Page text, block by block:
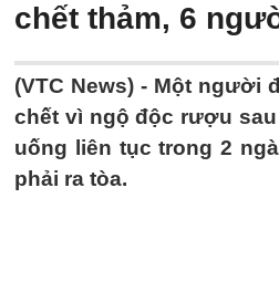
chết thảm, 6
(VTC News) - Một người
chết vì ngộ độc rượu
uống liên tục trong 2
phải ra tòa.